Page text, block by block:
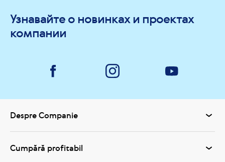
Узнавайте о новинках и проектах
компании
Despre Companie
Cumpără profitabil